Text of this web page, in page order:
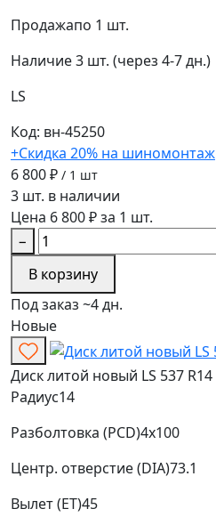
Продажапо 1 шт.
Наличие3 шт. (через 4-7 дн.)
LS
Код: вн-45250
+Скидка 20% на шиномонтаж
6 800 ₽ / 1 шт
3 шт. в наличии
Цена 6 800 ₽ за 1 шт.
−
В корзину
Под заказ ~4 дн.
Новые
Диск литой новый LS 537 R14
Радиус14
Разболтовка (PCD)4x100
Центр. отверстие (DIA)73.1
Вылет (ET)45